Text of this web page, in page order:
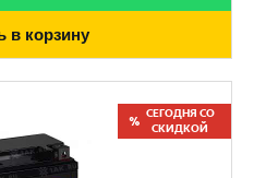
в корзину
СЕГОДНЯ СО
СКИДКОЙ